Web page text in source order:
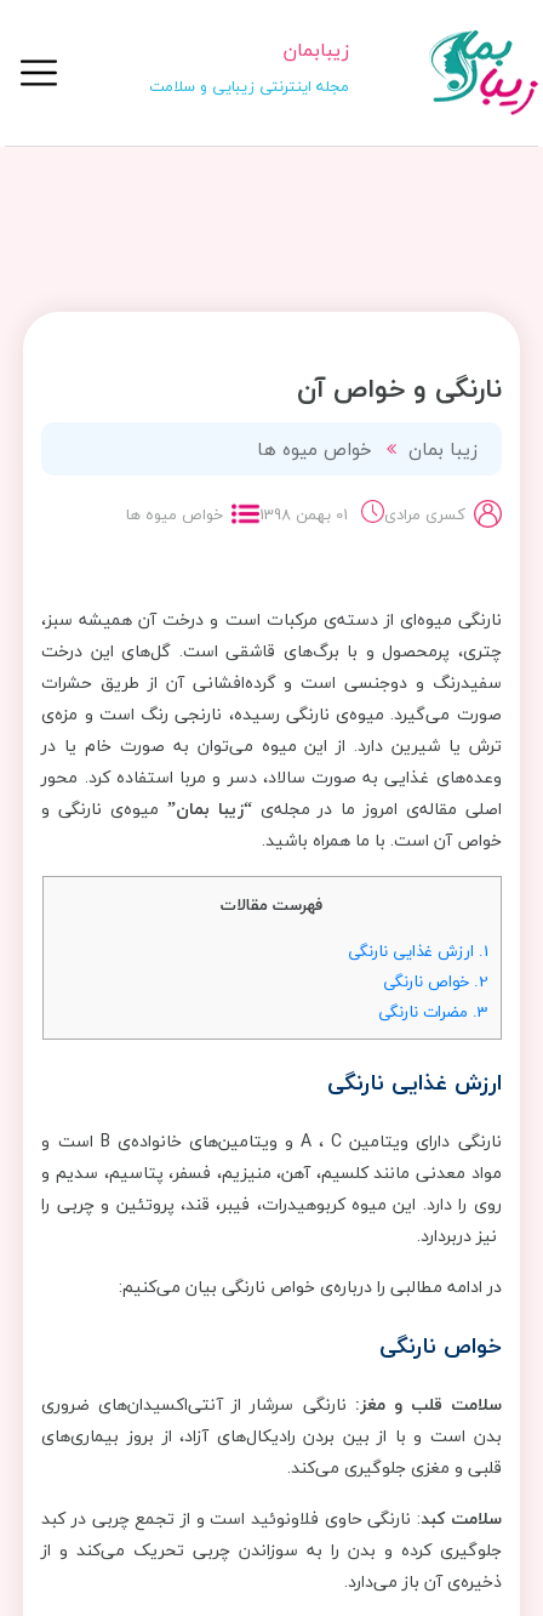
زیبابمان
مجله اینترنتی زیبایی و سلامت
نارنگی و خواص آن
زیبا بمان خواص میوه ها
کسری مرادی 01 بهمن 1398 خواص میوه ها
نارنگی میوه‌ای از دسته‌ی مرکبات است و درخت آن همیشه سبز،
چتری، پرمحصول و با برگ‌های قاشقی است. گل‌های این درخت
سفیدرنگ و دوجنسی است و گرده‌افشانی آن از طریق حشرات
صورت می‌گیرد. میوه‌ی نارنگی رسیده، نارنجی رنگ است و مزه‌ی
ترش یا شیرین دارد. از این میوه می‌توان به صورت خام یا در
وعده‌های غذایی به صورت سالاد، دسر و مربا استفاده کرد. محور
اصلی مقاله‌ی امروز ما در مجله‌ی“زیبا بمان” میوه‌ی نارنگی و
خواص آن است. با ما همراه باشید.
فهرست مقالات
1. ارزش غذایی نارنگی
2. خواص نارنگی
3. مضرات نارنگی
ارزش غذایی نارنگی
نارنگی دارای ویتامین A ، C و ویتامین‌های خانواده‌ی B است و
مواد معدنی مانند کلسیم، آهن، منیزیم، فسفر، پتاسیم، سدیم و
روی را دارد. این میوه کربوهیدرات، فیبر، قند، پروتئین و چربی را
نیز دربردارد.
در ادامه مطالبی را درباره‌ی خواص نارنگی بیان می‌کنیم:
خواص نارنگی
سلامت قلب و مغز: نارنگی سرشار از آنتی‌اکسیدان‌های ضروری
بدن است و با از بین بردن رادیکال‌های آزاد، از بروز بیماری‌های
قلبی و مغزی جلوگیری می‌کند.
سلامت کبد: نارنگی حاوی فلاونوئید است و از تجمع چربی در کبد
جلوگیری کرده و بدن را به سوزاندن چربی تحریک می‌کند و از
ذخیره‌ی آن باز می‌دارد.